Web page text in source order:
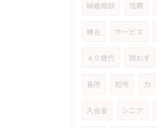
結婚相談 信頼
機会 サービス
４０歳代 問わず
長所 短所 力
入会金 シニア